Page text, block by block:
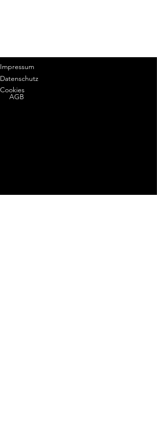
Impressum
Datenschutz
Cookies
AGB